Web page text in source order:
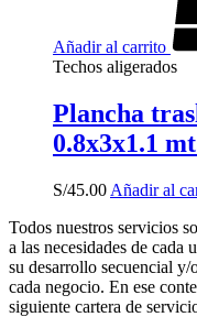
Añadir al carrito
Techos aligerados
Plancha
0.8x3x1.1
S/45.00 Añadir al
Todos nuestros servicios
a las necesidades de cada
su desarrollo secuencial
cada negocio. En ese
siguiente cartera de